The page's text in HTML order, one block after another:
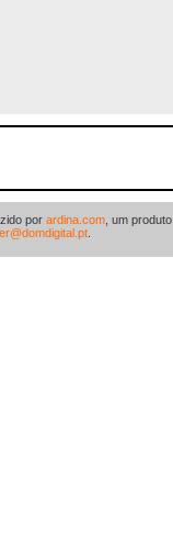
por ardina.com , um